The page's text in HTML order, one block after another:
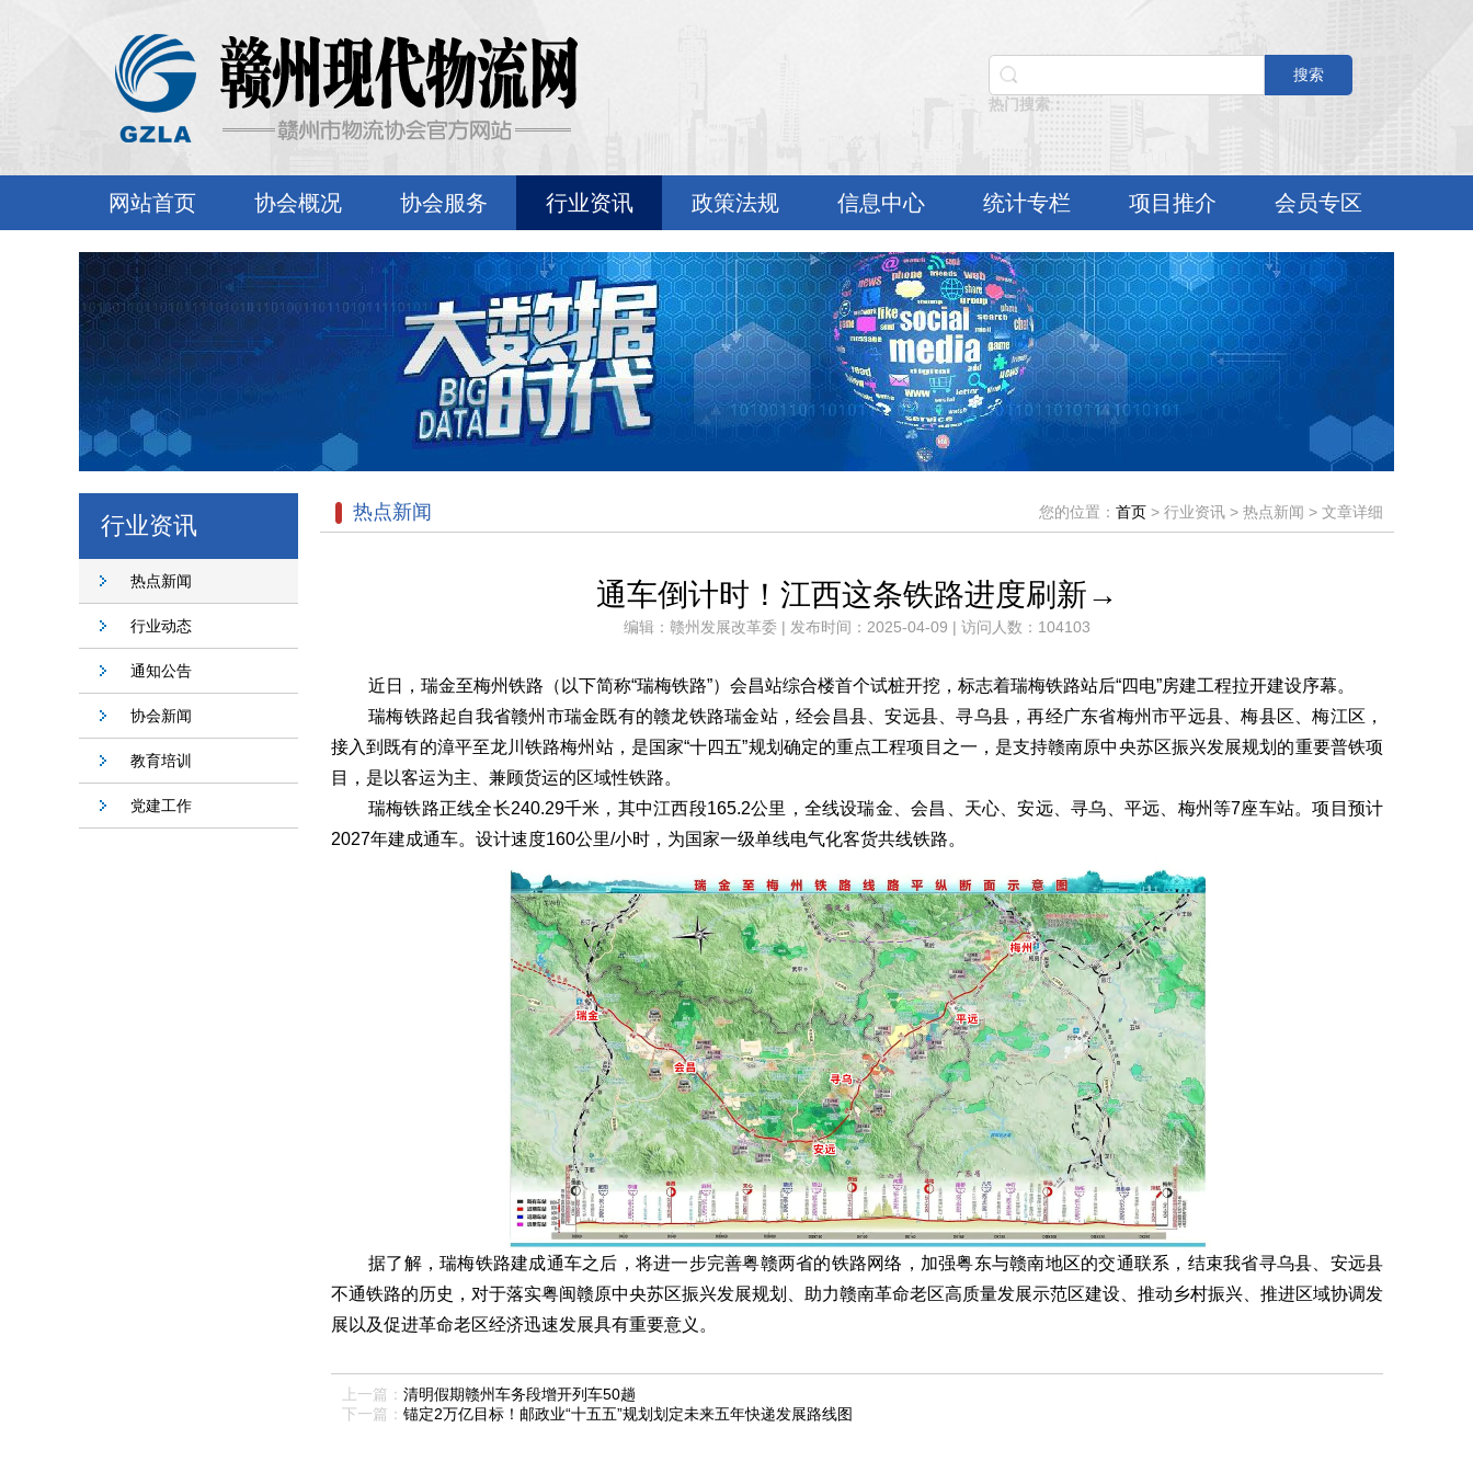
搜索
热门搜索：
网站首页 协会概况 协会服务 行业资讯 政策法规 信息中心 统计专栏 项目推介 会员专区
行业资讯
热点新闻
行业动态
通知公告
协会新闻
教育培训
党建工作
热点新闻 您的位置： 首页 > 行业资讯 > 热点新闻 > 文章详细
通车倒计时！江西这条铁路进度刷新→
编辑：赣州发展改革委 | 发布时间：2025-04-09 | 访问人数：104103
近日，瑞金至梅州铁路（以下简称“瑞梅铁路”）会昌站综合楼首个试桩开挖，标志着瑞梅铁路站后“四电”房建工程拉开建设序幕。
瑞梅铁路起自我省赣州市瑞金既有的赣龙铁路瑞金站，经会昌县、安远县、寻乌县，再经广东省梅州市平远县、梅县区、梅江区，
接入到既有的漳平至龙川铁路梅州站，是国家“十四五”规划确定的重点工程项目之一，是支持赣南原中央苏区振兴发展规划的重要普铁项
目，是以客运为主、兼顾货运的区域性铁路。
瑞梅铁路正线全长240.29千米，其中江西段165.2公里，全线设瑞金、会昌、天心、安远、寻乌、平远、梅州等7座车站。项目预计
2027年建成通车。设计速度160公里/小时，为国家一级单线电气化客货共线铁路。
据了解，瑞梅铁路建成通车之后，将进一步完善粤赣两省的铁路网络，加强粤东与赣南地区的交通联系，结束我省寻乌县、安远县
不通铁路的历史，对于落实粤闽赣原中央苏区振兴发展规划、助力赣南革命老区高质量发展示范区建设、推动乡村振兴、推进区域协调发
展以及促进革命老区经济迅速发展具有重要意义。
上一篇： 清明假期赣州车务段增开列车50趟
下一篇： 锚定2万亿目标！邮政业“十五五”规划划定未来五年快递发展路线图